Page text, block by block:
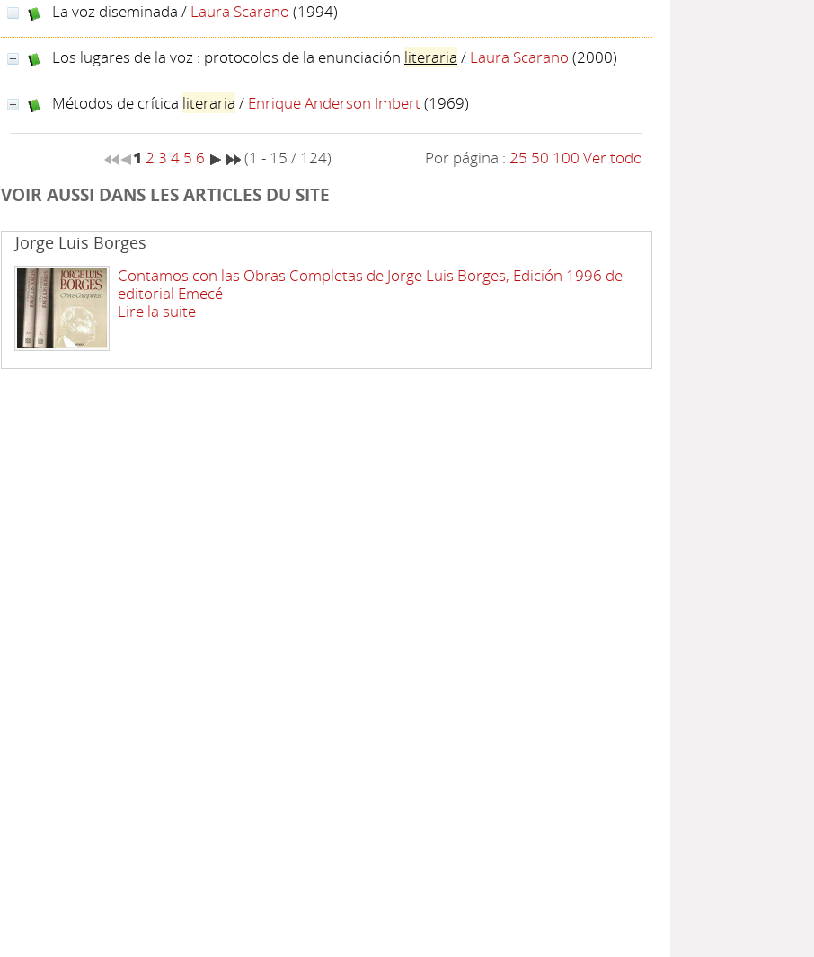
La voz diseminada / Laura Scarano (1994)
Los lugares de la voz : protocolos de la enunciación literaria / Laura Scarano (2000)
Métodos de crítica literaria / Enrique Anderson Imbert(1969)
1 2 3 4 5 6 (1 - 15 / 124) Por página : 25 50 100 Ver todo
VOIR AUSSI DANS LES ARTICLES DU SITE
Jorge Luis Borges
Contamos con las Obras Completas de Jorge Luis Borges, Edición 1996 de
editorial Emecé
Lire la suite